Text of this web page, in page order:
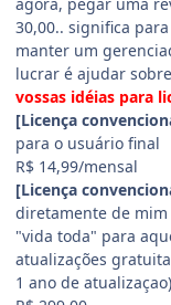
30,00.. significa
manter um
lucrar é ajudar
vossas idéias para
[Licença
para o usuário final
R$ 14,99/mensal
[Licença
diretamente de
"vida toda" para
atualizações
1 ano de